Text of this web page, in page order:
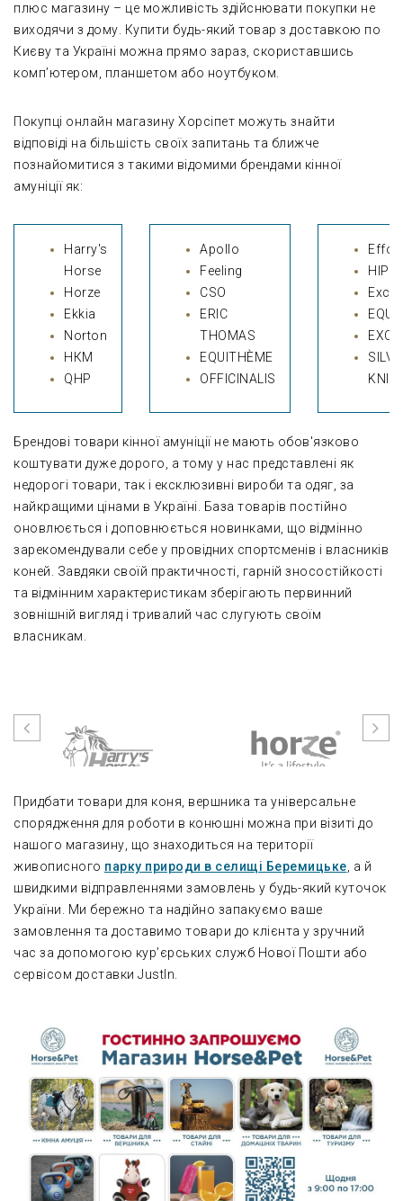
плюс магазину – це можливість здійснювати покупки не
виходячи з дому. Купити будь-який товар з доставкою по
Києву та Україні можна прямо зараз, скориставшись
комп’ютером, планшетом або ноутбуком.
Покупці онлайн магазину Хорсіпет можуть знайти
відповіді на більшість своїх запитань та ближче
познайомитися з такими відомими брендами кінної
амуніції як:
Harry's
Horse
Horze
Ekkia
Norton
НКМ
QHP
Apollo
Feeling
CSO
ERIC
THOMAS
EQUITHÈME
OFFICINALIS
Effol
Брендові товари кінної амуніції не мають обов'язково
коштувати дуже дорого, а тому у нас представлені як
недорогі товари, так і ексклюзивні вироби та одяг, за
найкращими цінами в Україні. База товарів постійно
оновлюється і доповнюється новинками, що відмінно
зарекомендували себе у провідних спортсменів і власників
коней. Завдяки своїй практичності, гарній зносостійкості
та відмінним характеристикам зберігають первинний
зовнішній вигляд і тривалий час слугують своїм
власникам.
Придбати товари для коня, вершника та універсальне
спорядження для роботи в конюшні можна при візиті до
нашого магазину, що знаходиться на території
живописного парку природи в селищі Беремицьке, а й
швидкими відправленнями замовлень у будь-який куточок
України. Ми бережно та надійно запакуємо ваше
замовлення та доставимо товари до клієнта у зручний
час за допомогою кур’єрських служб Нової Пошти або
сервісом доставки JustIn.